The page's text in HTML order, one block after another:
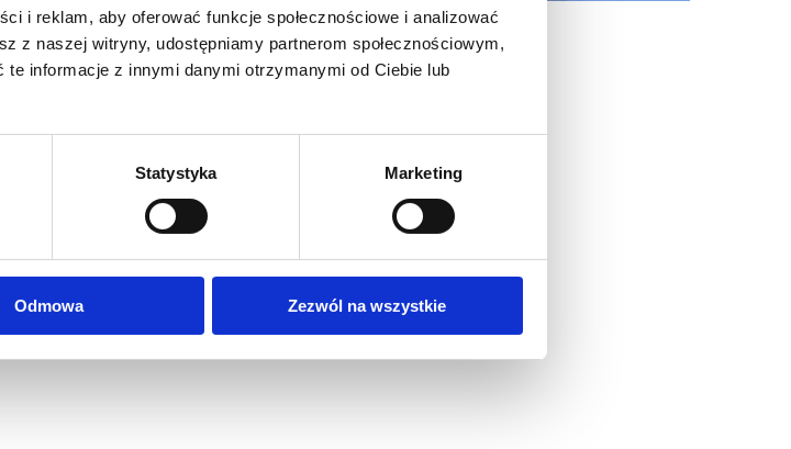
i reklam, aby oferować funkcje społecznościowe i analizować
z naszej witryny, udostępniamy partnerom społecznościowym,
informacje z innymi danymi otrzymanymi od Ciebie lub
Statystyka Marketing
Odmowa Zezwól na wszystkie
blockout - nieprzepuszczającej